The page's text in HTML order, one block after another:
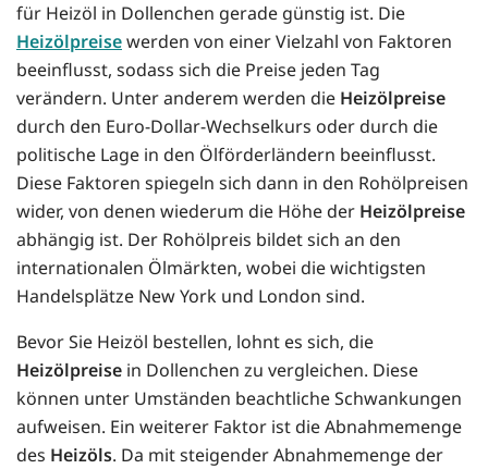
für Heizöl in Dollenchen gerade günstig ist. Die
Heizölpreisewerden von einer Vielzahl von Faktoren
beeinflusst, sodass sich die Preise jeden Tag
verändern. Unter anderem werden die Heizölpreise
durch den Euro-Dollar-Wechselkurs oder durch die
politische Lage in den Ölförderländern beeinflusst.
Diese Faktoren spiegeln sich dann in den Rohölpreisen
wider, von denen wiederum die Höhe der Heizölpreise
abhängig ist. Der Rohölpreis bildet sich an den
internationalen Ölmärkten, wobei die wichtigsten
Handelsplätze New York und London sind.
Bevor Sie Heizöl bestellen, lohnt es sich, die
Heizölpreise in Dollenchen zu vergleichen. Diese
können unter Umständen beachtliche Schwankungen
aufweisen. Ein weiterer Faktor ist die Abnahmemenge
des Heizöls. Da mit steigender Abnahmemenge der